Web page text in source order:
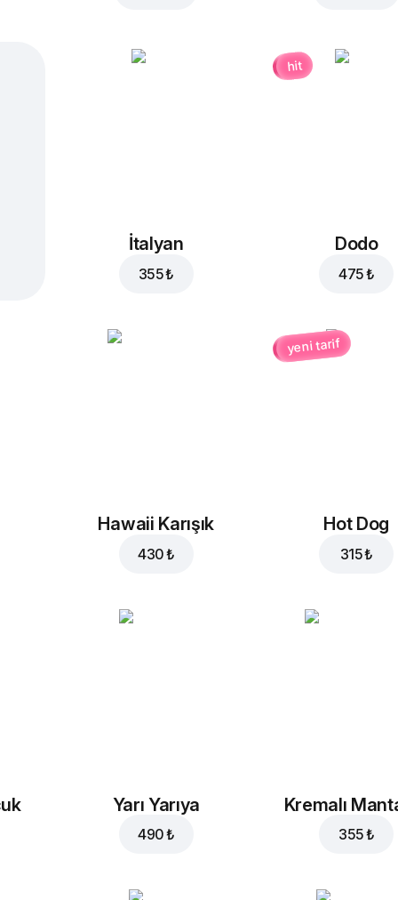
İtalyan
355 ₺
hit
Dodo
475 ₺
Hawaii Karışık
430 ₺
yeni tarif
Hot Dog
315 ₺
Yarı Yarıya
490 ₺
Kremalı
355 ₺